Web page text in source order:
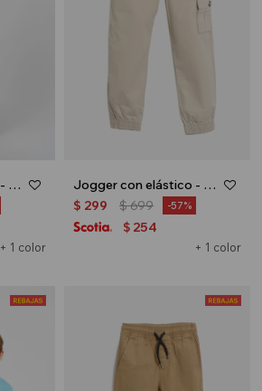
Jogger con elástico - Verde militar
+ 1 color
Jogger con elástico - Beige
+ 1 color
$ 299 $699 57
$ 254